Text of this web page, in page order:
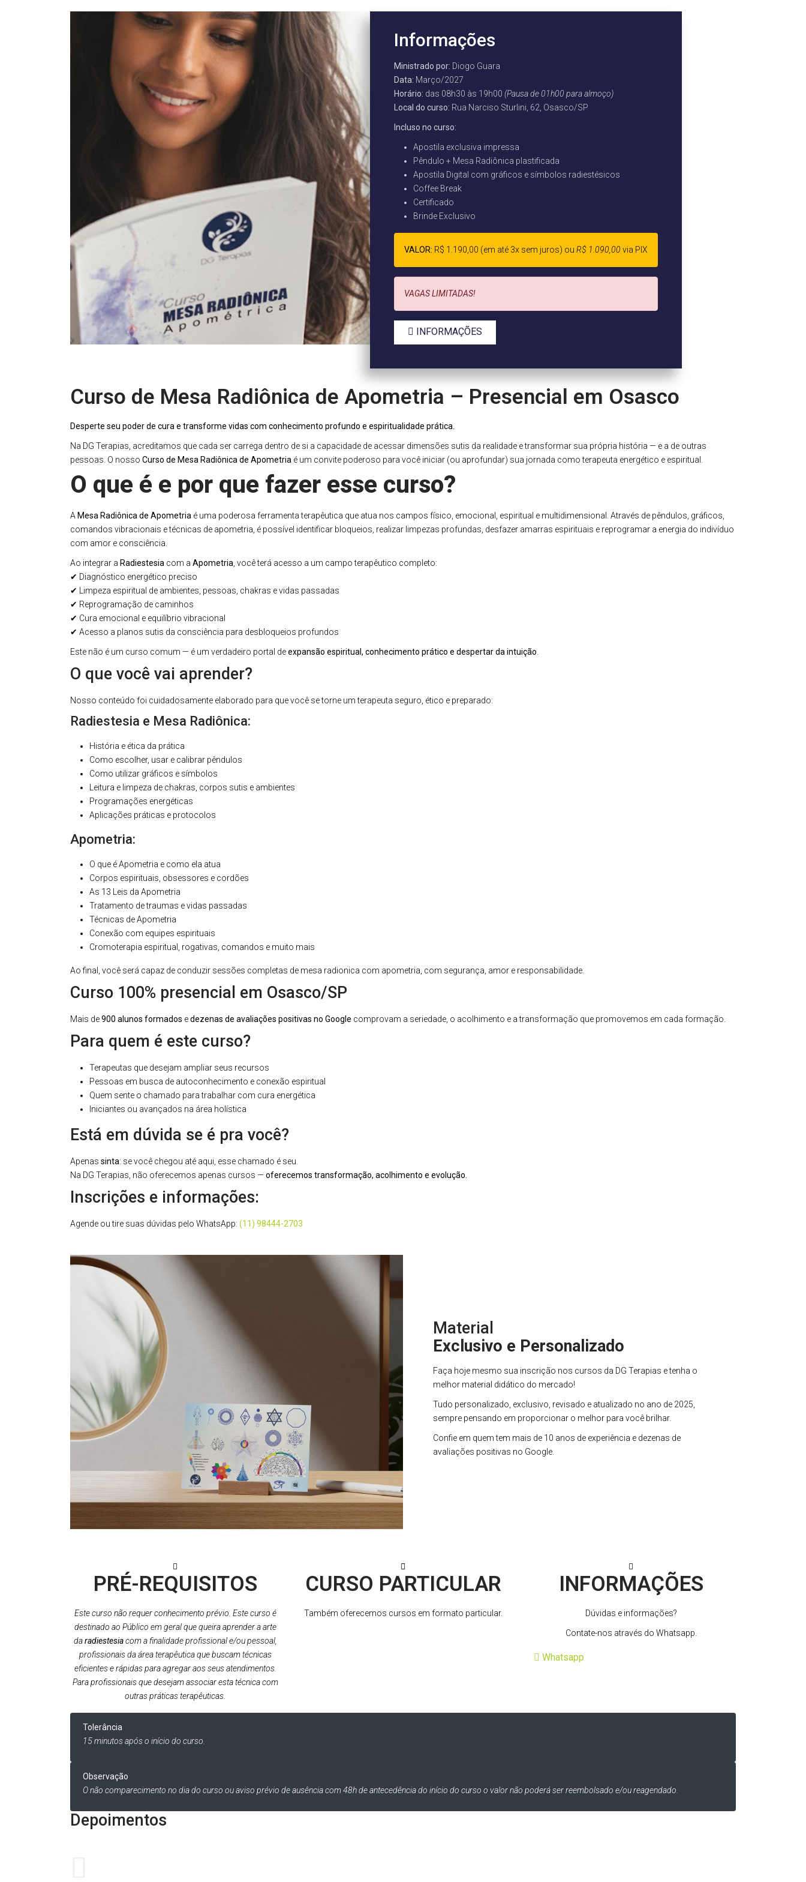
Informações
Ministrado por: Diogo Guara
Data: Março/2027
Horário: das 08h30 às 19h00 (Pausa de 01h00 para almoço)
Local do curso: Rua Narciso Sturlini, 62, Osasco/SP
Incluso no curso:
Apostila exclusiva impressa
Pêndulo + Mesa Radiônica plastificada
Apostila Digital com gráficos e símbolos radiestésicos
Coffee Break
Certificado
Brinde Exclusivo
VALOR: R$ 1.190,00 (em até 3x sem juros) ou R$ 1.090,00 via PIX
VAGAS LIMITADAS!
INFORMAÇÕES
Curso de Mesa Radiônica de Apometria – Presencial em Osasco
Desperte seu poder de cura e transforme vidas com conhecimento profundo e espiritualidade prática.
Na DG Terapias, acreditamos que cada ser carrega dentro de si a capacidade de acessar dimensões sutis da realidade e transformar sua própria história — e a de outras
pessoas. O nosso Curso de Mesa Radiônica de Apometria é um convite poderoso para você iniciar (ou aprofundar) sua jornada como terapeuta energético e espiritual.
O que é e por que fazer esse curso?
A Mesa Radiônica de Apometria é uma poderosa ferramenta terapêutica que atua nos campos físico, emocional, espiritual e multidimensional. Através de pêndulos, gráficos,
comandos vibracionais e técnicas de apometria, é possível identificar bloqueios, realizar limpezas profundas, desfazer amarras espirituais e reprogramar a energia do indivíduo
com amor e consciência.
Ao integrar a Radiestesia com a Apometria , você terá acesso a um campo terapêutico completo:
✔ Diagnóstico energético preciso
✔ Limpeza espiritual de ambientes, pessoas, chakras e vidas passadas
✔ Reprogramação de caminhos
✔ Cura emocional e equilíbrio vibracional
✔ Acesso a planos sutis da consciência para desbloqueios profundos
Este não é um curso comum — é um verdadeiro portal deexpansão espiritual, conhecimento prático e despertar da intuição
O que você vai aprender?
Nosso conteúdo foi cuidadosamente elaborado para que você se torne um terapeuta seguro, ético e preparado:
Radiestesia e Mesa Radiônica:
História e ética da prática
Como escolher, usar e calibrar pêndulos
Como utilizar gráficos e símbolos
Leitura e limpeza de chakras, corpos sutis e ambientes
Programações energéticas
Aplicações práticas e protocolos
Apometria:
O que é Apometria e como ela atua
Corpos espirituais, obsessores e cordões
As 13 Leis da Apometria
Tratamento de traumas e vidas passadas
Técnicas de Apometria
Conexão com equipes espirituais
Cromoterapia espiritual, rogativas, comandos e muito mais
Ao final, você será capaz de conduzir sessões completas de mesa radionica com apometria, com segurança, amor e responsabilidade.
Curso 100% presencial em Osasco/SP
Mais de900 alunos formados edezenas de avaliações positivas no Google comprovam a seriedade, o acolhimento e a transformação que promovemos em cada formação.
Para quem é este curso?
Terapeutas que desejam ampliar seus recursos
Pessoas em busca de autoconhecimento e conexão espiritual
Quem sente o chamado para trabalhar com cura energética
Iniciantes ou avançados na área holística
Está em dúvida se é pra você?
Apenas sinta: se você chegou até aqui, esse chamado é seu.
Na DG Terapias, não oferecemos apenas cursos — oferecemos transformação, acolhimento e evolução.
Inscrições e informações:
Agende ou tire suas dúvidas pelo WhatsApp: (11) 98444-2703
Material
Exclusivo e Personalizado
Faça hoje mesmo sua inscrição nos cursos da DG Terapias e tenha o
melhor material didático do mercado!
Tudo personalizado, exclusivo, revisado e atualizado no ano de 2025,
sempre pensando em proporcionar o melhor para você brilhar.
Confie em quem tem mais de 10 anos de experiência e dezenas de
avaliações positivas no Google.
PRÉ-REQUISITOS
Este curso não requer conhecimento prévio. Este curso é
destinado ao Público em geral que queira aprender a arte
daradiestesiacom a finalidade profissional e/ou pessoal,
profissionais da área terapêutica que buscam técnicas
eficientes e rápidas para agregar aos seus atendimentos.
Para profissionais que desejam associar esta técnica com
outras práticas terapêuticas.
CURSO PARTICULAR
Também oferecemos cursos em formato particular.
INFORMAÇÕES
Dúvidas e informações?
Contate-nos através do Whatsapp.
Whatsapp
Tolerância
15 minutos após o início do curso.
Observação
O não comparecimento no dia do curso ou aviso prévio de ausência com 48h de antecedência do início do curso o valor não poderá ser reembolsado e/ou reagendado.
Depoimentos